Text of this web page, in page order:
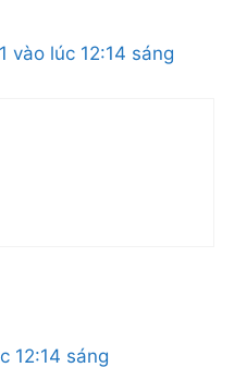
vào lúc 12:14 sáng
12:14 sáng